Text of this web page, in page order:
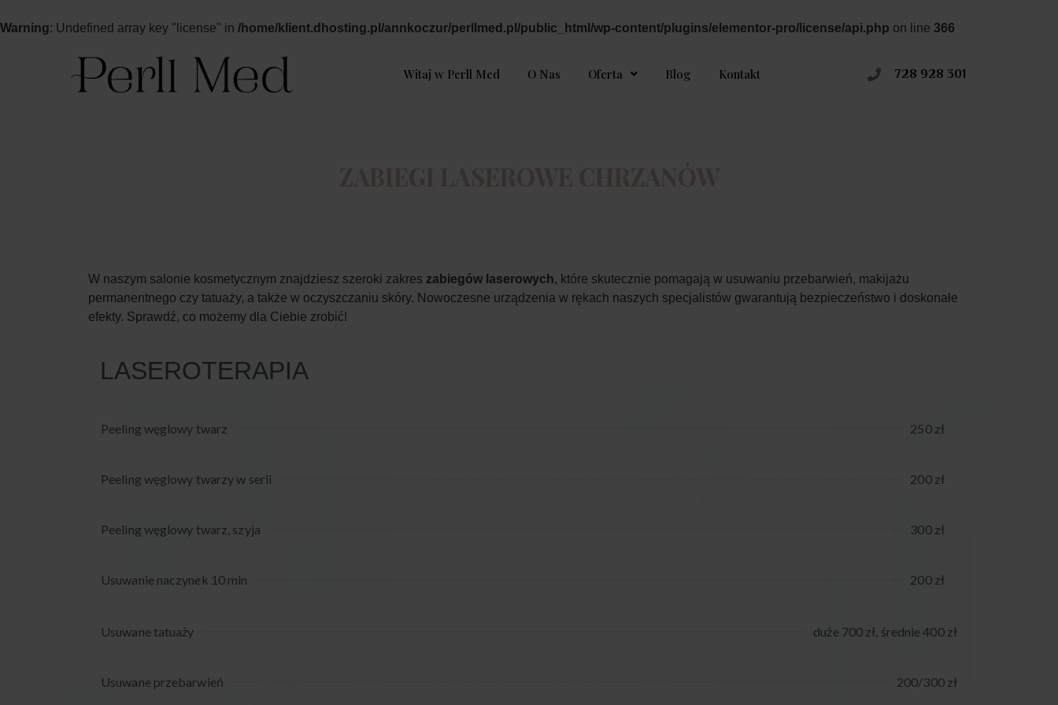
Warning: Undefined array key "license" in /home/klient.dhosting.pl/annkoczur/perllmed.pl/public_html/wp-content/plugins/elementor-pro/license/api.php on line 366
Witaj w Perll Med O Nas Oferta Blog Kontakt 728 928 301
W naszym salonie kosmetycznym znajdziesz szeroki zakres zabiegów laserowych, które skutecznie pomagają w usuwaniu przebarwień, makijażu
permanentnego czy tatuaży, a także w oczyszczaniu skóry. Nowoczesne urządzenia w rękach naszych specjalistów gwarantują bezpieczeństwo i doskonałe
efekty. Sprawdź, co możemy dla Ciebie zrobić!
LASEROTERAPIA
Peeling węglowy twarz 250 zł
Peeling węglowy twarzy w serii 200 zł
Peeling węglowy twarz, szyja 300 zł
Usuwanie naczynek 10 min 200 zł
Usuwane tatuaży duże 700 zł, średnie 400 zł
Usuwane przebarwień 200/300 zł